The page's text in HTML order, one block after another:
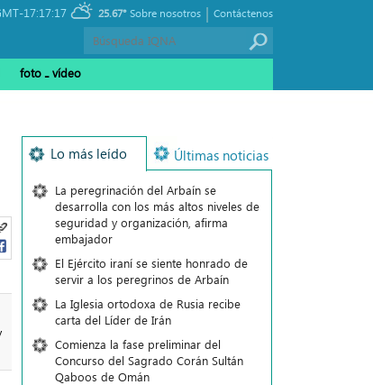
17:17:17 25.67° Contáctenos
|
Sobre nosotros
foto ـ vídeo
Lo más leído Últimas noticias
La peregrinación del Arbaín se
desarrolla con los más altos niveles de
seguridad y organización, afirma
embajador
El Ejército iraní se siente honrado de
servir a los peregrinos de Arbaín
La Iglesia ortodoxa de Rusia recibe
carta del Líder de Irán
Comienza la fase preliminar del
Concurso del Sagrado Corán Sultán
Qaboos de Omán